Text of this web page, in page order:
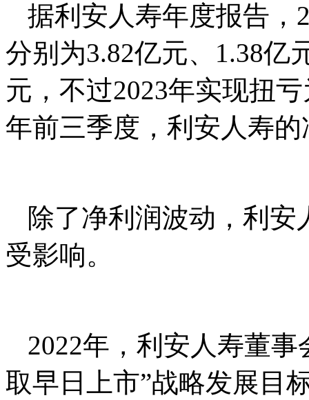
据利安人寿年度报告，
分别为3.82亿元、1.38亿
元，不过2023年实现扭
年前三季度，利安人寿
除了净利润波动，利
受影响。
2022年，利安人寿董
取早日上市”战略发展目